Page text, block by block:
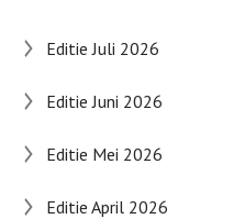
Editie Juli 2026
Editie Juni 2026
Editie Mei 2026
Editie April 2026